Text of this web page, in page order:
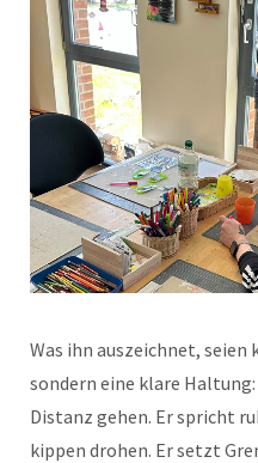
Was ihn auszeichnet,
sondern eine klare
Distanz gehen. Er spricht
kippen drohen. Er setzt